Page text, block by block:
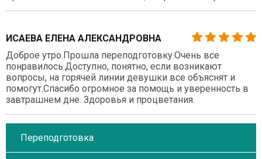
ИСАЕВА ЕЛЕНА АЛЕКСАНДРОВНА
Доброе утро.Прошла переподготовку.Очень все
понравилось.Доступно, понятно, если возникают
вопросы, на горячей линии девушки все объяснят и
помогут.Спасибо огромное за помощь и уверенность в
завтрашнем дне. Здоровья и процветания.
Переподготовка